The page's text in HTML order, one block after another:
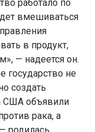
работало по
вмешиваться
в продукт,
— надеется он.
государство не
создать
США объявили
рака, а